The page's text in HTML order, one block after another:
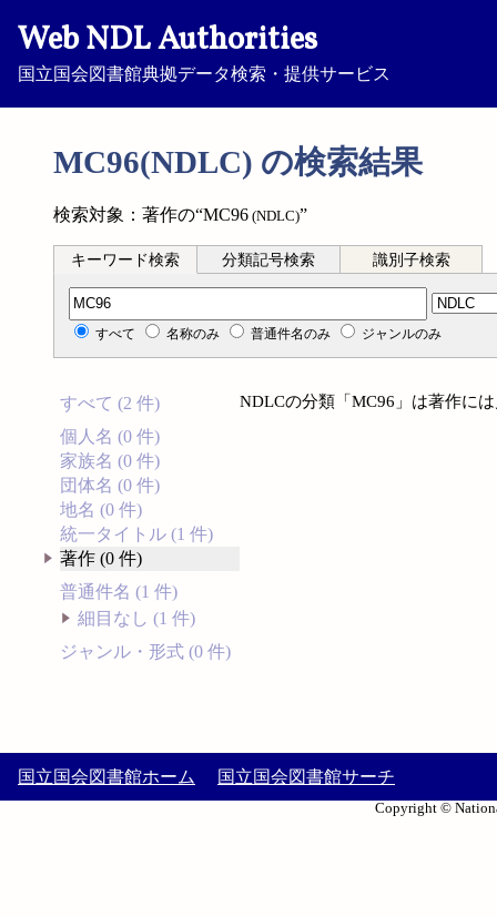
Web NDL Authorities
国立国会図書館典拠データ検索・提供サービス
MC96(NDLC) の検索結果
検索対象：著作の“MC96 (NDLC)”
キーワード検索 分類記号検索 識別子検索
分類記号検索
すべて 名称のみ 普通件名のみ ジャンルのみ
すべて (2 件)
個人名 (0 件)
家族名 (0 件)
団体名 (0 件)
地名 (0 件)
統一タイトル (1 件)
著作 (0 件)
普通件名 (1 件)
細目なし (1 件)
ジャンル・形式 (0 件)
NDLCの分類「MC96」は著作に
国立国会図書館ホーム 国立国会図書館サーチ
Copyright ©